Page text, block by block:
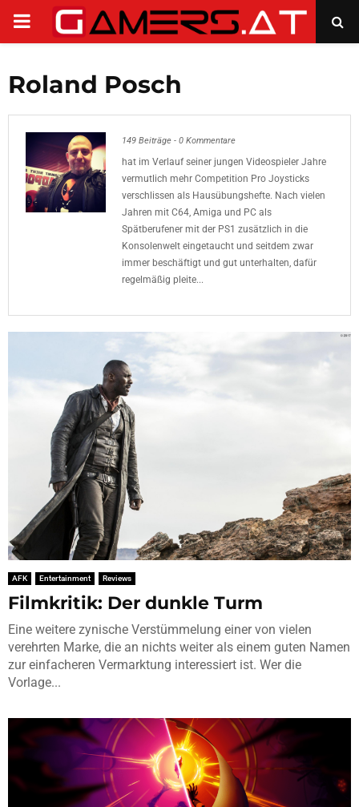
PRIMARY
Roland Posch
149 Beiträge - 0 Kommentare
hat im Verlauf seiner jungen Videospieler Jahre
vermutlich mehr Competition Pro Joysticks
verschlissen als Hausübungshefte. Nach vielen
Jahren mit C64, Amiga und PC als
Spätberufener mit der PS1 zusätzlich in die
Konsolenwelt eingetaucht und seitdem zwar
immer beschäftigt und gut unterhalten, dafür
regelmäßig pleite...
AFK Entertainment Reviews
Filmkritik: Der dunkle Turm
Eine weitere zynische Verstümmelung einer von vielen
verehrten Marke, die an nichts weiter als einem guten Namen
zur einfacheren Vermarktung interessiert ist. Wer die
Vorlage...